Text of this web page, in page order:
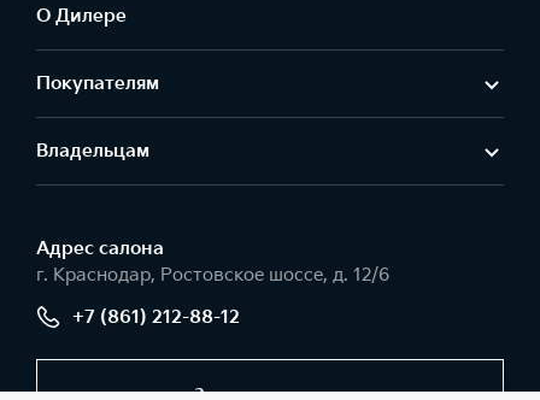
О Дилере
Покупателям
Владельцам
Адрес салонa
г. Краснодар, Ростовское шоссе, д. 12/6
+7 (861) 212-88-12
Заказать звонок